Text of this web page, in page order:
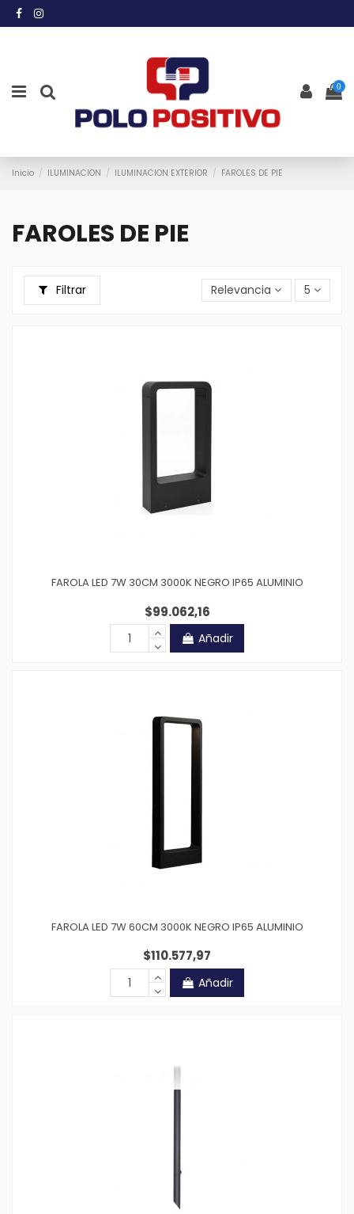
0
Inicio ILUMINACION ILUMINACION EXTERIOR FAROLES DE PIE
FAROLES DE PIE
Filtrar Relevancia 5
FAROLA LED 7W 30CM 3000K NEGRO IP65 ALUMINIO
$99.062,16
Añadir
FAROLA LED 7W 60CM 3000K NEGRO IP65 ALUMINIO
$110.577,97
Añadir